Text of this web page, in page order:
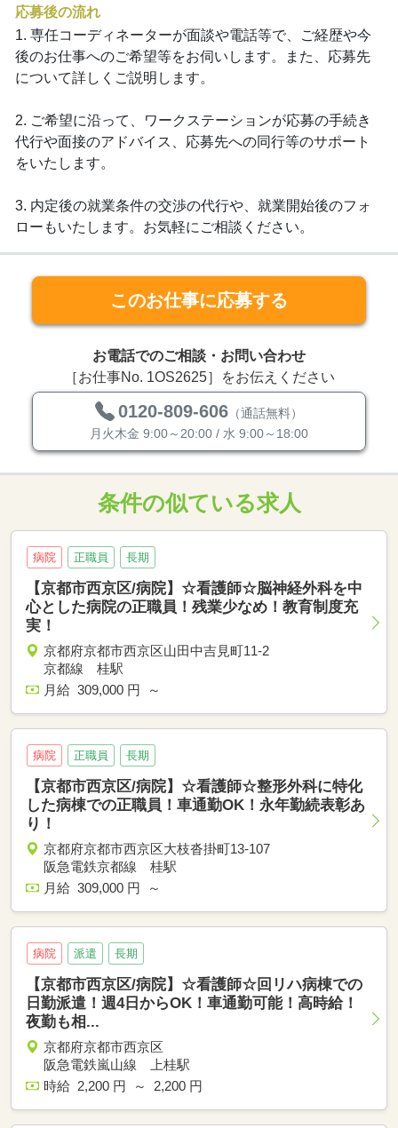
応募後の流れ
1. 専任コーディネーターが面談や電話等で、ご経歴や今
後のお仕事へのご希望等をお伺いします。また、応募先
について詳しくご説明します。
2. ご希望に沿って、ワークステーションが応募の手続き
代行や面接のアドバイス、応募先への同行等のサポート
をいたします。
3. 内定後の就業条件の交渉の代行や、就業開始後のフォ
ローもいたします。お気軽にご相談ください。
このお仕事に応募する
お電話でのご相談・お問い合わせ
［お仕事No. 1OS2625］をお伝えください
0120-809-606 （通話無料）
月火木金 9:00～20:00 / 水 9:00～18:00
条件の似ている求人
病院 正職員 長期
【京都市西京区/病院】☆看護師☆脳神経外科を中
心とした病院の正職員！残業少なめ！教育制度充
実！
京都府京都市西京区山田中吉見町11-2
京都線 桂駅
月給 309,000 円 ～
病院 正職員 長期
【京都市西京区/病院】☆看護師☆整形外科に特化
した病棟での正職員！車通勤OK！永年勤続表彰あ
り！
京都府京都市西京区大枝沓掛町13-107
阪急電鉄京都線 桂駅
月給 309,000 円 ～
病院 派遣 長期
【京都市西京区/病院】☆看護師☆回リハ病棟での
日勤派遣！週4日からOK！車通勤可能！高時給！
夜勤も相...
京都府京都市西京区
阪急電鉄嵐山線 上桂駅
時給 2,200 円 ～ 2,200 円